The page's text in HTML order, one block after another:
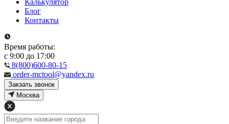
Калькулятор
Блог
Контакты
Время работы:
с 9:00 до 17:00
8(800)600-80-15
order-mctool@yandex.ru
Закзать звонок
Москва